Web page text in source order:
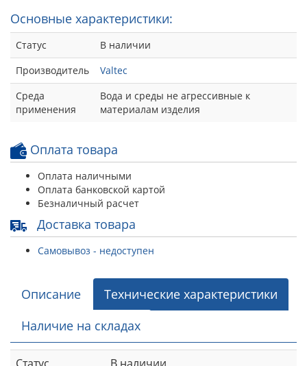
Основные характеристики:
Статус
В наличии
Производитель
Valtec
Среда
применения
Вода и среды не агрессивные к
материалам изделия
Оплата товара
Оплата наличными
Оплата банковской картой
Безналичный расчет
Доставка товара
Самовывоз - недоступен
Описание
Технические характеристики
Наличие на складах